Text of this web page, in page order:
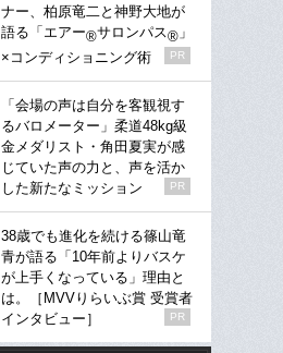
ナー、柏原竜二と神野大地が
語る「エアー®サロンパス® 」
×コンディショニング術
PR
「会場の声は自分を客観視す
るバロメーター」柔道48kg級
金メダリスト・角田夏実が感
じていた声の力と、声を活か
した新たなミッション
PR
38歳でも進化を続ける篠山竜
青が語る「10年前よりバスケ
が上手くなっている」理由と
は。［MVVりらいぶ賞 受賞者
インタビュー］
PR